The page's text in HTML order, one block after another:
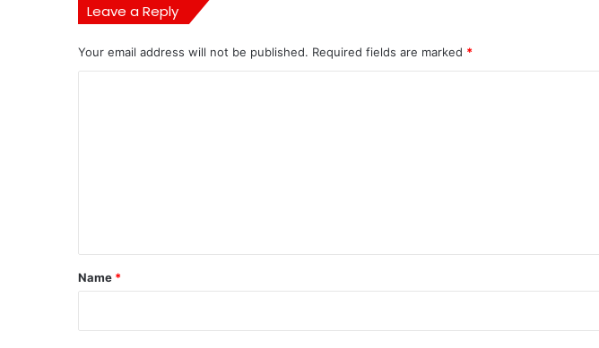
Leave a Reply
Your email address will not be published. Required fields are marked *
*
Name *